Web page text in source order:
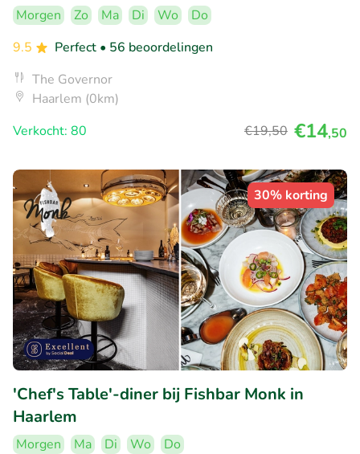
Morgen Zo Ma Di Wo
Do
9.5
Perfect • 56 beoordelingen
The Governor
Haarlem (0km)
Verkocht: 80
€19,50 €14,50
30% korting
'Chef's Table'-diner bij Fishbar Monk in
Haarlem
Morgen Ma Di Wo
Do